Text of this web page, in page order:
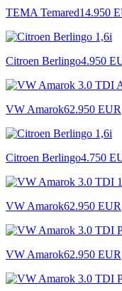
TEMA Temared14.950
Citroen Berlingo4.950
VW Amarok62.950 EUR
Citroen Berlingo4.750
VW Amarok62.950 EUR
VW Amarok62.950 EUR